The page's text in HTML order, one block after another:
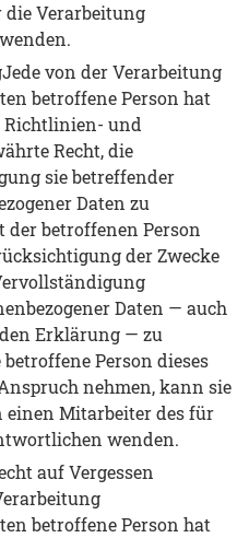
Verarbeitung
von der Verarbeitung
betroffene Person hat
Richtlinien- und
Recht, die
sie betreffender
Daten zu
der betroffenen Person
der Zwecke
Daten — auch
Erklärung — zu
Person dieses
nehmen, kann sie
einen Mitarbeiter des für
wenden.
auf Vergessen
betroffene Person hat